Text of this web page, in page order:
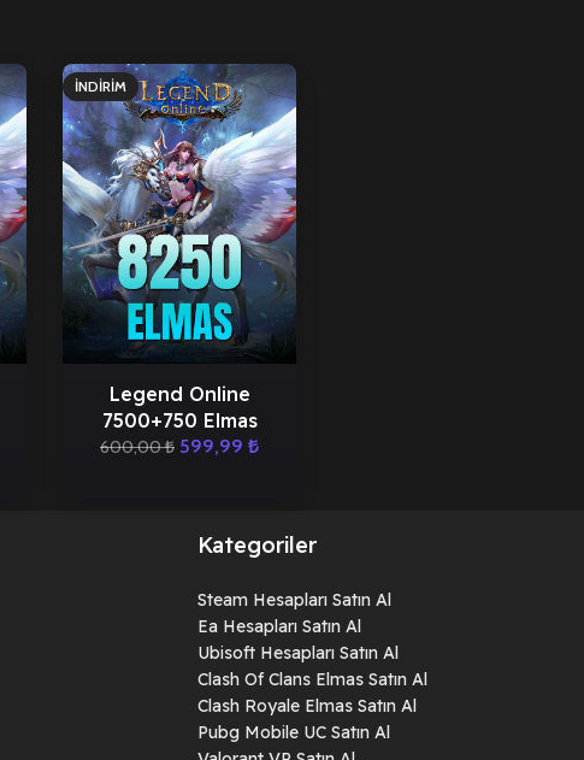
İNDIRIM
Legend Online
7500+750 Elmas
600,00₺ 599,99 ₺
Kategoriler
Steam Hesapları Satın Al
Ea Hesapları Satın Al
Ubisoft Hesapları Satın Al
Clash Of Clans Elmas Satın Al
Clash Royale Elmas Satın Al
Pubg Mobile UC Satın Al